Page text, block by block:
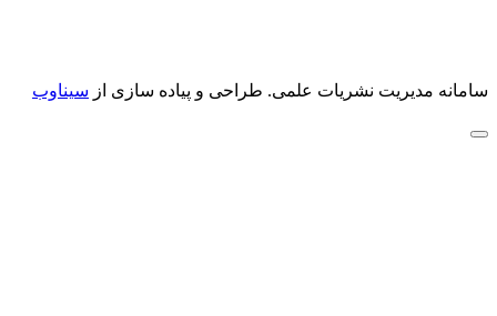
سامانه مدیریت نشریات علمی. طراحی و پیاده سازی از سیناوب